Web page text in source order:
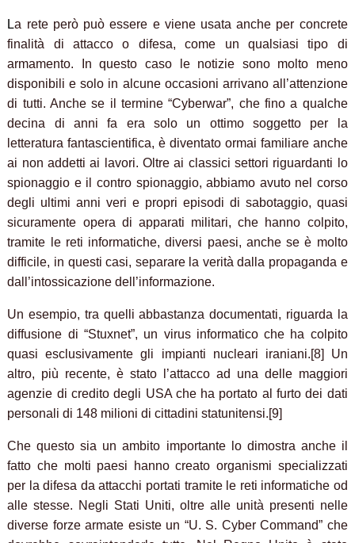
La rete però può essere e viene usata anche per concrete
finalità di attacco o difesa, come un qualsiasi tipo di
armamento. In questo caso le notizie sono molto meno
disponibili e solo in alcune occasioni arrivano all’attenzione
di tutti. Anche se il termine “Cyberwar”, che fino a qualche
decina di anni fa era solo un ottimo soggetto per la
letteratura fantascientifica, è diventato ormai familiare anche
ai non addetti ai lavori. Oltre ai classici settori riguardanti lo
spionaggio e il contro spionaggio, abbiamo avuto nel corso
degli ultimi anni veri e propri episodi di sabotaggio, quasi
sicuramente opera di apparati militari, che hanno colpito,
tramite le reti informatiche, diversi paesi, anche se è molto
difficile, in questi casi, separare la verità dalla propaganda e
dall’intossicazione dell’informazione.
Un esempio, tra quelli abbastanza documentati, riguarda la
diffusione di “Stuxnet”, un virus informatico che ha colpito
quasi esclusivamente gli impianti nucleari iraniani.[8] Un
altro, più recente, è stato l’attacco ad una delle maggiori
agenzie di credito degli USA che ha portato al furto dei dati
personali di 148 milioni di cittadini statunitensi.[9]
Che questo sia un ambito importante lo dimostra anche il
fatto che molti paesi hanno creato organismi specializzati
per la difesa da attacchi portati tramite le reti informatiche od
alle stesse. Negli Stati Uniti, oltre alle unità presenti nelle
diverse forze armate esiste un “U. S. Cyber Command” che